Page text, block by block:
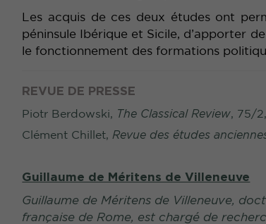
Les acquis de ces deux études ont
péninsule Ibérique et Sicile, d’apporter
le fonctionnement des formations
REVUE DE PRESSE
Piotr Berdowski, The Classical Review, 75/
Clément Chillet, Revue des études
Guillaume de Méritens de Villeneuve
Guillaume de Méritens de Villeneuve,
française de Rome, est chargé de